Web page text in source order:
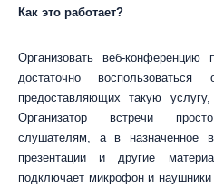
Как это работает?
Организовать веб-
достаточно
предоставляющих такую
Организатор встречи
слушателям, а в назначенное
презентации и другие
подключает микрофон и